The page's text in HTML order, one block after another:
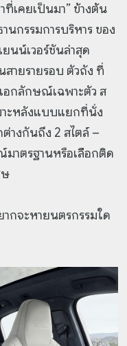
ที่เคยเป็นมา” ข้างต้น
นกรรมการบริหาร ของ
นน์เวอร์ชันล่าสุด
ายรายรอบ ตัวถัง ที่
อกลักษณ์เฉพาะตัว ส
าะหลังแบบแยกที่นั่ง
างกันถึง 2 สไตล์ –
าตรฐานหรือเลือกติด
ษ
กจะหายนตรกรรมใด